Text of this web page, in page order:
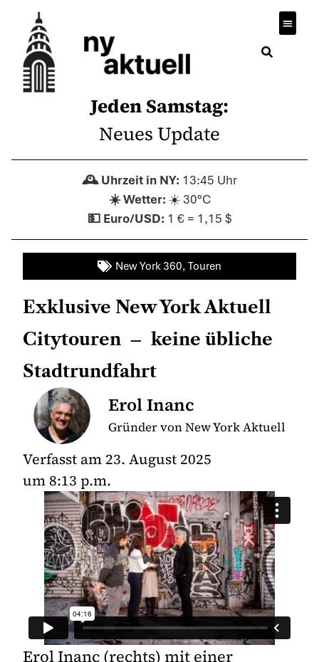
Jeden Samstag:
Neues Update
13:45 Uhr
☀️ 30°C
1 € = 1,15 $
New York 360, Touren
Exklusive New York Aktuell
Citytouren – keine übliche
Stadtrundfahrt
Erol Inanc
Gründer von New York Aktuell
Verfasst am 23. August 2025
um 8:13 p.m.
Erol Inanc (rechts) mit einer